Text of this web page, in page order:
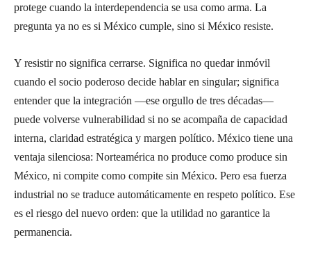
protege cuando la interdependencia se usa como arma. La
pregunta ya no es si México cumple, sino si México resiste.
Y resistir no significa cerrarse. Significa no quedar inmóvil
cuando el socio poderoso decide hablar en singular; significa
entender que la integración —ese orgullo de tres décadas—
puede volverse vulnerabilidad si no se acompaña de capacidad
interna, claridad estratégica y margen político. México tiene una
ventaja silenciosa: Norteamérica no produce como produce sin
México, ni compite como compite sin México. Pero esa fuerza
industrial no se traduce automáticamente en respeto político. Ese
es el riesgo del nuevo orden: que la utilidad no garantice la
permanencia.